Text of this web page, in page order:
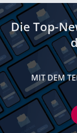
Die Top-
MIT DEM